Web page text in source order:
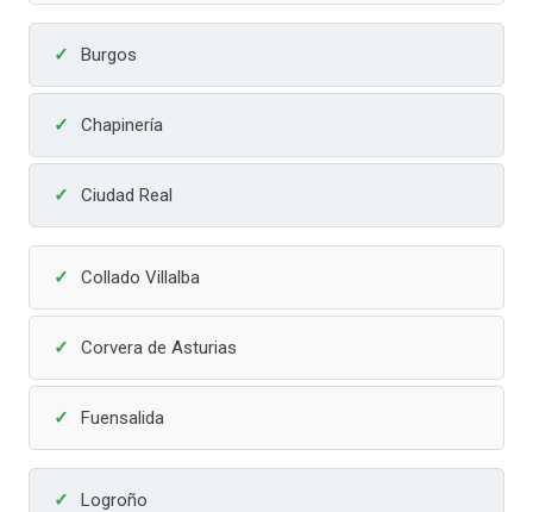
Burgos
Chapinería
Ciudad Real
Collado Villalba
Corvera de Asturias
Fuensalida
Logroño